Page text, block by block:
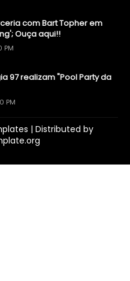
com Bart Topher em
Ouça aqui!!
PM
97 realizam "Pool Party da
PM
| Distributed by